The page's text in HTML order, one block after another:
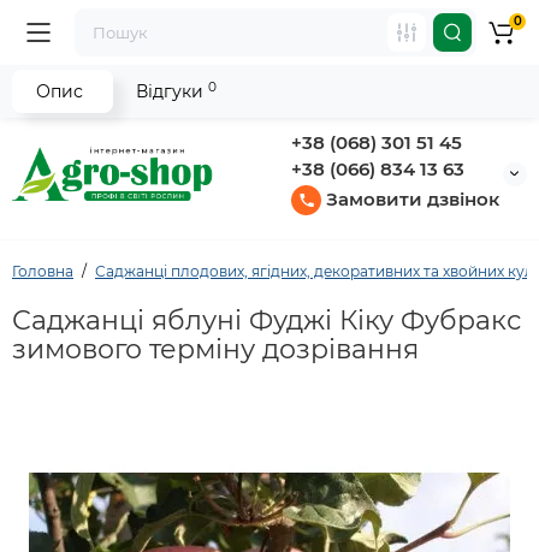
+38 (068) 301 51 45
+38 (066) 834 13 63
Замовити дзвінок
0
Головна Саджанці плодових, ягідних, декоративних та хвойних
Саджанці яблуні Фуджі Кіку Фубракс
зимового терміну дозрівання
Опис Відгуки 0